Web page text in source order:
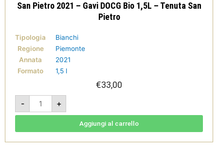
San Pietro 2021 – Gavi DOCG Bio 1,5L – Tenuta San
Pietro
Tipologia
Bianchi
Regione
Piemonte
Annata
2021
Formato
1,5 l
€33,00
-
San
Pietro
2021
-
1,5L
+
Aggiungi al carrello